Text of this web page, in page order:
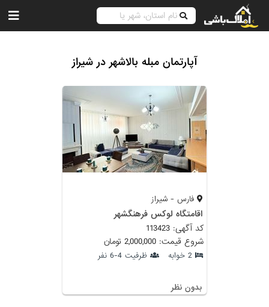
آپارتمان مبله بالاشهر در شیراز
فارس - شیراز
اقامتگاه لوکس فرهنگشهر
کد آگهی: 113423
شروع قیمت: 2,000,000 تومان
2 خوابه ظرفیت 4-6 نفر
بدون نظر